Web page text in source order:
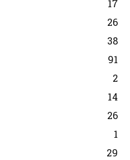
17
26
38
91
2
14
26
1
29